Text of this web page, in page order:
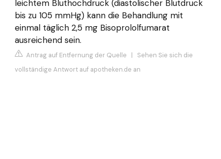
leichtem Bluthochdruck (diastolischer Blutdruck
bis zu 105 mmHg) kann die Behandlung mit
einmal täglich 2,5 mg Bisoprololfumarat
ausreichend sein.
Antrag auf Entfernung der Quelle | Sehen Sie sich die
vollständige Antwort auf apotheken.de an